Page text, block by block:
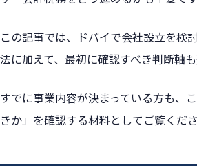
この記事では、ドバイで会社設立を検
法に加えて、最初に確認すべき判断軸も
すでに事業内容が決まっている方も、
きか」を確認する材料としてご覧くださ